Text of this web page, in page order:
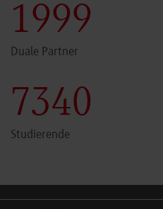
2000
Duale Partner
7341
Studierende